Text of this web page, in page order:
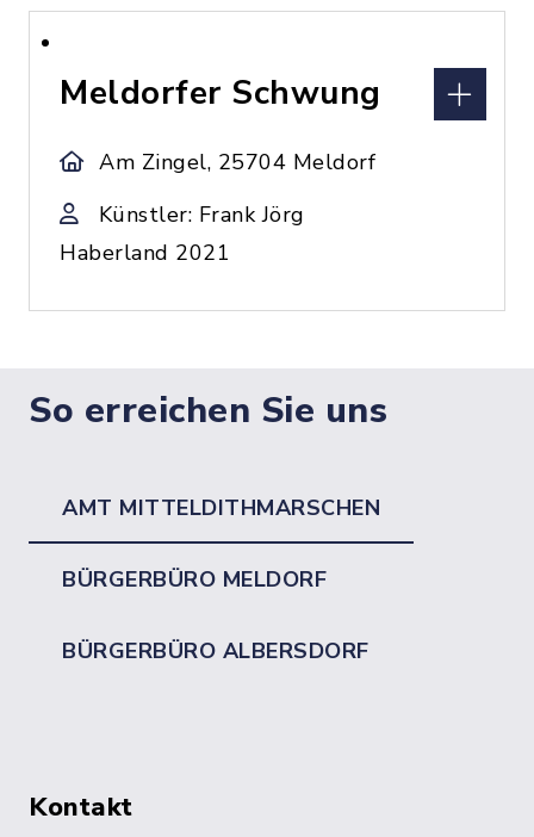
Meldorfer Schwung
Am Zingel, 25704 Meldorf
Künstler: Frank Jörg
Haberland 2021
So erreichen Sie uns
AMT MITTELDITHMARSCHEN
BÜRGERBÜRO MELDORF
BÜRGERBÜRO ALBERSDORF
Kontakt